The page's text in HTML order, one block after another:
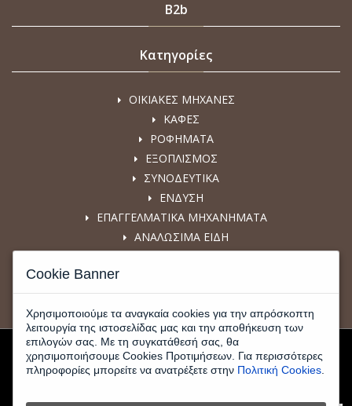
B2b
Κατηγορίες
ΟΙΚΙΑΚΕΣ ΜΗΧΑΝΕΣ
ΚΑΦΕΣ
ΡΟΦΗΜΑΤΑ
ΕΞΟΠΛΙΣΜΟΣ
ΣΥΝΟΔΕΥΤΙΚΑ
ΕΝΔΥΣΗ
ΕΠΑΓΓΕΛΜΑΤΙΚΑ ΜΗΧΑΝΗΜΑΤΑ
ΑΝΑΛΩΣΙΜΑ ΕΙΔΗ
COFFEE 4 SKIN
Cookie Banner
Χρησιμοποιούμε τα αναγκαία cookies για την απρόσκοπτη
λειτουργία της ιστοσελίδας μας και την αποθήκευση των
επιλογών σας. Με τη συγκατάθεσή σας, θα
χρησιμοποιήσουμε Cookies Προτιμήσεων. Για περισσότερες
πληροφορίες μπορείτε να ανατρέξετε στην Πολιτική Cookies.